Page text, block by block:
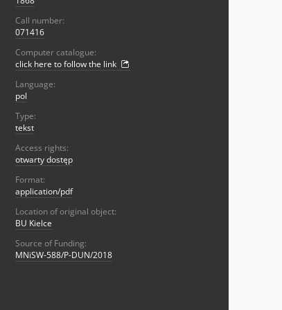
Call number:
071416
Computer catalogue:
click here to follow the link
Language:
pol
Type:
tekst
Access rights:
otwarty dostęp
Format:
application/pdf
Location of original object:
BU Kielce
Source of Funding:
MNiSW-588/P-DUN/2018